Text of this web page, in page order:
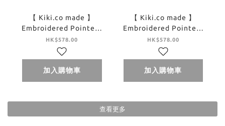
【 Kiki.co made 】
Embroidered Pointed-
Collar Midi Dress -
Ivory
HK$578.00
加入購物車
【 Kiki.co made 】
Embroidered Pointed-
Collar Midi Dress -
Brown
HK$578.00
加入購物車
查看更多